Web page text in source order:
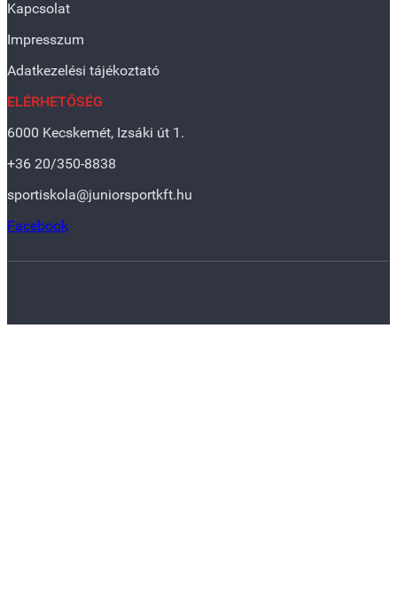
Kapcsolat
Impresszum
Adatkezelési tájékoztató
ELÉRHETŐSÉG
6000 Kecskemét, Izsáki út 1.
+36 20/350-8838
sportiskola@juniorsportkft.hu
Facebook